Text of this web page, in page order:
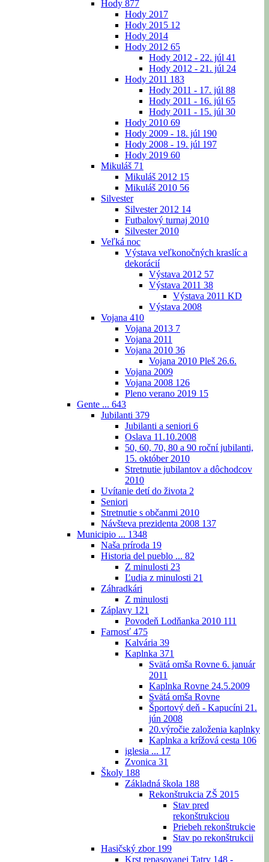
Hody 877
Hody 2017
Hody 2015 12
Hody 2014
Hody 2012 65
Hody 2012 - 22. júl 41
Hody 2012 - 21. júl 24
Hody 2011 183
Hody 2011 - 17. júl 88
Hody 2011 - 16. júl 65
Hody 2011 - 15. júl 30
Hody 2010 69
Hody 2009 - 18. júl 190
Hody 2008 - 19. júl 197
Hody 2019 60
Mikuláš 71
Mikuláš 2012 15
Mikuláš 2010 56
Silvester
Silvester 2012 14
Futbalový turnaj 2010
Silvester 2010
Veľká noc
Výstava veľkonočných kraslíc a
dekorácií
Výstava 2012 57
Výstava 2011 38
Výstava 2011 KD
Výstava 2008
Vojana 410
Vojana 2013 7
Vojana 2011
Vojana 2010 36
Vojana 2010 Pleš 26.6.
Vojana 2009
Vojana 2008 126
Pleno verano 2019 15
Gente ... 643
Jubilanti 379
Jubilanti a seniori 6
Oslava 11.10.2008
50, 60, 70, 80 a 90 roční jubilanti,
15. október 2010
Stretnutie jubilantov a dôchodcov
2010
Uvítanie detí do života 2
Seniori
Stretnutie s občanmi 2010
Návšteva prezidenta 2008 137
Municipio ... 1348
Naša príroda 19
Historia del pueblo ... 82
Z minulosti 23
Ľudia z minulosti 21
Záhradkári
Z minulosti
Záplavy 121
Povodeň Lodňanka 2010 111
Farnosť 475
Kalvária 39
Kaplnka 371
Svätá omša Rovne 6. január
2011
Kaplnka Rovne 24.5.2009
Svätá omša Rovne
Športový deň - Kapucíni 21.
jún 2008
20.výročie založenia kaplnky
Kaplnka a krížová cesta 106
iglesia ... 17
Zvonica 31
Školy 188
Základná škola 188
Rekonštrukcia ZŠ 2015
Stav pred
rekonštrukciou
Priebeh rekonštrukcie
Stav po rekonštrukcii
Hasičský zbor 199
Krst repasovanej Tatry 148 -